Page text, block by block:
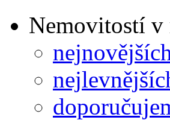
Nemovitostí v
nejnovějších